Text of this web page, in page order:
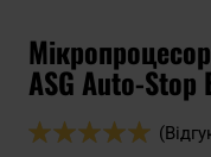
ASG Auto-
Оцінка: